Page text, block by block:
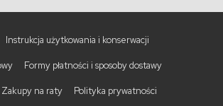
Instrukcja użytkowania i konserwacji
Formy płatności i sposoby dostawy
Zakupy na raty Polityka prywatności